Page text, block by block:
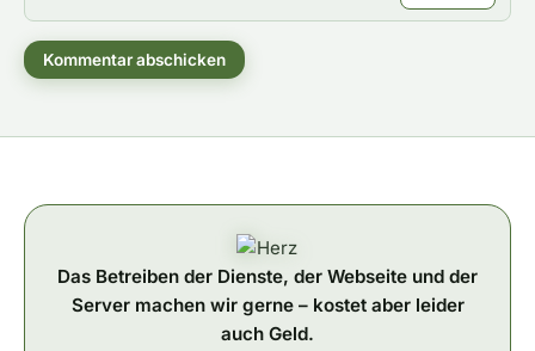
Kommentar abschicken
Das Betreiben der Dienste, der Webseite und der
Server machen wir gerne – kostet aber leider
auch Geld.